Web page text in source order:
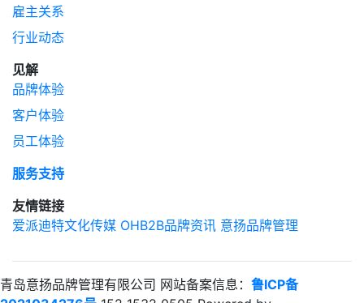
雇主关系
行业动态
见解
品牌体验
客户体验
员工体验
服务支持
友情链接
爱派迪特文化传媒 OHB2B品牌资讯 意扬品牌管理
青岛意扬品牌管理有限公司 网站备案信息： 鲁ICP备